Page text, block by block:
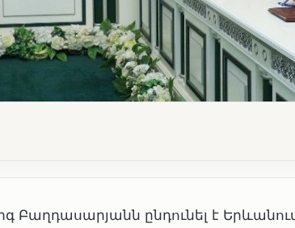
ընդունել է